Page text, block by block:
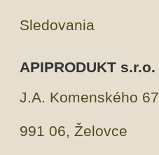
Sledovania
APIPRODUKT s.r.o.
J.A. Komenského 67
991 06, Želovce